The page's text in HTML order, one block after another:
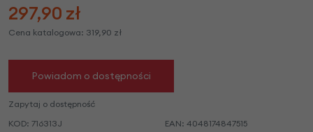
297,90 zł
Cena katalogowa: 319,90 zł
Powiadom o dostępności
Zapytaj o dostępność
KOD: 716313J EAN: 4048174847515